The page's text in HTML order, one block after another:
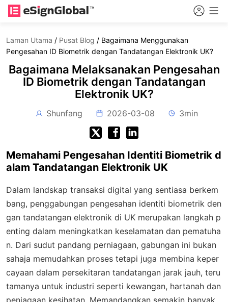
Laman Utama / Pusat Blog / Bagaimana Menggunakan
Pengesahan ID Biometrik dengan Tandatangan Elektronik UK?
Bagaimana Melaksanakan Pengesahan
ID Biometrik dengan Tandatangan
Elektronik UK?
Shunfang 2026-03-08 3min
Memahami Pengesahan Identiti Biometrik d
alam Tandatangan Elektronik UK
Dalam landskap transaksi digital yang sentiasa berkem
bang, penggabungan pengesahan identiti biometrik den
gan tandatangan elektronik di UK merupakan langkah p
enting dalam meningkatkan keselamatan dan pematuha
n. Dari sudut pandang perniagaan, gabungan ini bukan
sahaja memudahkan proses tetapi juga membina keper
cayaan dalam persekitaran tandatangan jarak jauh, teru
tamanya untuk industri seperti kewangan, hartanah dan
penjagaan kesihatan. Memandangkan semakin banyak